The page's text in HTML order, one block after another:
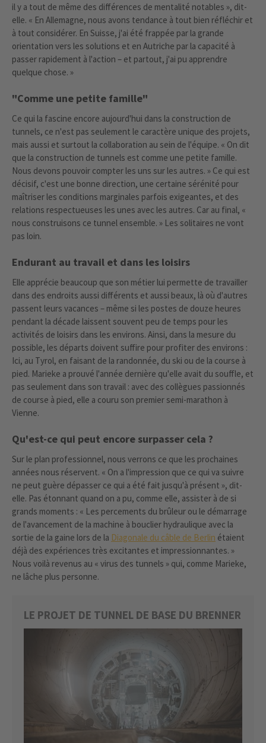
il y a tout de même des différences de mentalité notables », dit-
elle. « En Allemagne, nous avons tendance à tout bien réfléchir et
à tout considérer. En Suisse, j'ai été frappée par la grande
orientation vers les solutions et en Autriche par la capacité à
passer rapidement à l'action – et partout, j'ai pu apprendre
quelque chose. »
"Comme une petite famille"
Ce qui la fascine encore aujourd'hui dans la construction de
tunnels, ce n'est pas seulement le caractère unique des projets,
mais aussi et surtout la collaboration au sein de l'équipe. « On dit
que la construction de tunnels est comme une petite famille.
Nous devons pouvoir compter les uns sur les autres. » Ce qui est
décisif, c'est une bonne direction, une certaine sérénité pour
maîtriser les conditions marginales parfois exigeantes, et des
relations respectueuses les unes avec les autres. Car au final, «
nous construisons ce tunnel ensemble. » Les solitaires ne vont
pas loin.
Endurant au travail et dans les loisirs
Elle apprécie beaucoup que son métier lui permette de travailler
dans des endroits aussi différents et aussi beaux, là où d'autres
passent leurs vacances – même si les postes de douze heures
pendant la décade laissent souvent peu de temps pour les
activités de loisirs dans les environs. Ainsi, dans la mesure du
possible, les départs doivent suffire pour profiter des environs :
Ici, au Tyrol, en faisant de la randonnée, du ski ou de la course à
pied. Marieke a prouvé l'année dernière qu'elle avait du souffle, et
pas seulement dans son travail : avec des collègues passionnés
de course à pied, elle a couru son premier semi-marathon à
Vienne.
Qu'est-ce qui peut encore surpasser cela ?
Sur le plan professionnel, nous verrons ce que les prochaines
années nous réservent. « On a l'impression que ce qui va suivre
ne peut guère dépasser ce qui a été fait jusqu'à présent », dit-
elle. Pas étonnant quand on a pu, comme elle, assister à de si
grands moments : « Les percements du brûleur ou le démarrage
de l'avancement de la machine à bouclier hydraulique avec la
sortie de la gaine lors de la Diagonale du câble de Berlin étaient
déjà des expériences très excitantes et impressionnantes. »
Nous voilà revenus au « virus des tunnels » qui, comme Marieke,
ne lâche plus personne.
LE PROJET DE TUNNEL DE BASE DU BRENNER